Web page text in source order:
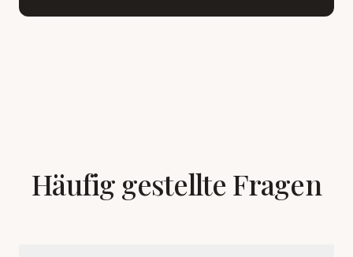
Häufig gestellte Fragen